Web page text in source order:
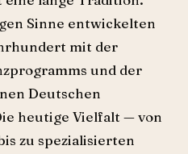
Sinne entwickelten
mit der
und der
Deutschen
heutige Vielfalt — von
zu spezialisierten